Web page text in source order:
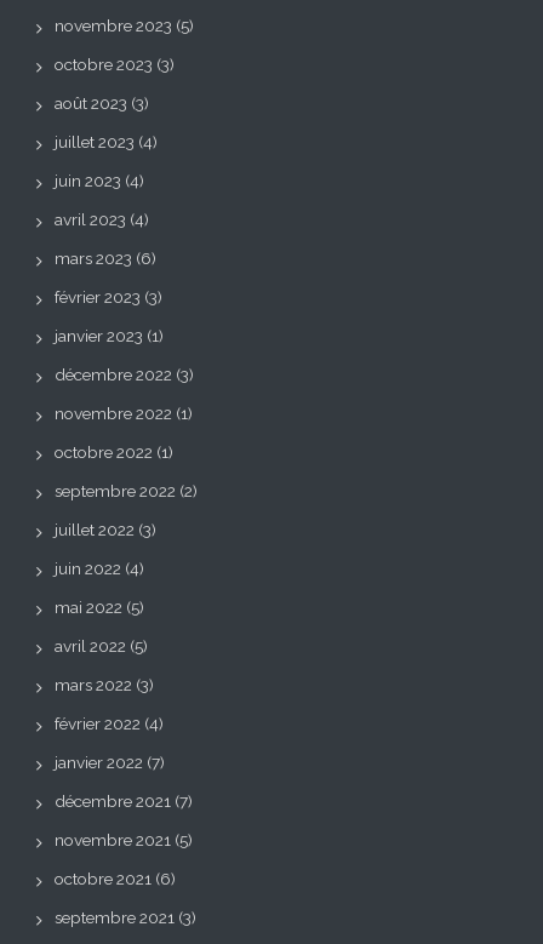
novembre 2023 (5)
octobre 2023 (3)
août 2023 (3)
juillet 2023 (4)
juin 2023 (4)
avril 2023 (4)
mars 2023 (6)
février 2023 (3)
janvier 2023 (1)
décembre 2022 (3)
novembre 2022 (1)
octobre 2022 (1)
septembre 2022 (2)
juillet 2022 (3)
juin 2022 (4)
mai 2022 (5)
avril 2022 (5)
mars 2022 (3)
février 2022 (4)
janvier 2022 (7)
décembre 2021 (7)
novembre 2021 (5)
octobre 2021 (6)
septembre 2021 (3)